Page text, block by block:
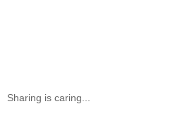
Sharing is caring...